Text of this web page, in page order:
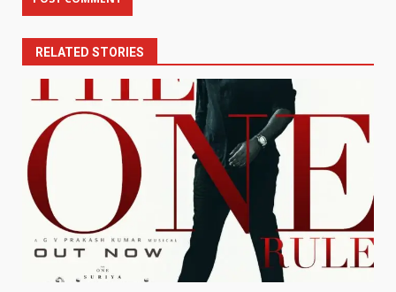
RELATED STORIES